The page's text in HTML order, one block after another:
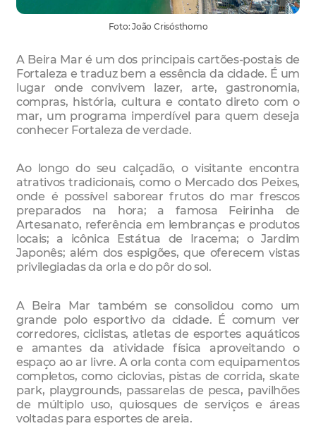
Foto: João Crisósthomo
A Beira Mar é um dos principais cartões-postais de
Fortaleza e traduz bem a essência da cidade. É um
lugar onde convivem lazer, arte, gastronomia,
compras, história, cultura e contato direto com o
mar, um programa imperdível para quem deseja
conhecer Fortaleza de verdade.
Ao longo do seu calçadão, o visitante encontra
atrativos tradicionais, como o Mercado dos Peixes,
onde é possível saborear frutos do mar frescos
preparados na hora; a famosa Feirinha de
Artesanato, referência em lembranças e produtos
locais; a icônica Estátua de Iracema; o Jardim
Japonês; além dos espigões, que oferecem vistas
privilegiadas da orla e do pôr do sol.
A Beira Mar também se consolidou como um
grande polo esportivo da cidade. É comum ver
corredores, ciclistas, atletas de esportes aquáticos
e amantes da atividade física aproveitando o
espaço ao ar livre. A orla conta com equipamentos
completos, como ciclovias, pistas de corrida, skate
park, playgrounds, passarelas de pesca, pavilhões
de múltiplo uso, quiosques de serviços e áreas
voltadas para esportes de areia.